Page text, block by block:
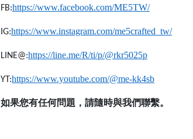
FB:https://www.facebook.com/ME5TW/
IG:https://www.instagram.com/me5crafted_tw/
LINE@:https://line.me/R/ti/p/@rkr5025p
YT:https://www.youtube.com/@me-kk4sb
如果您有任何問題，請隨時與我們聯繫。